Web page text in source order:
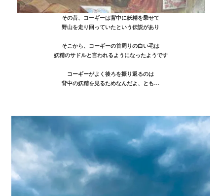
その昔、コーギーは背中に妖精を乗せて
野山を走り回っていたという伝説があり
そこから、コーギーの首周りの白い毛は
妖精のサドルと言われるようになったようです
コーギーがよく後ろを振り返るのは
背中の妖精を見るためなんだよ、とも…